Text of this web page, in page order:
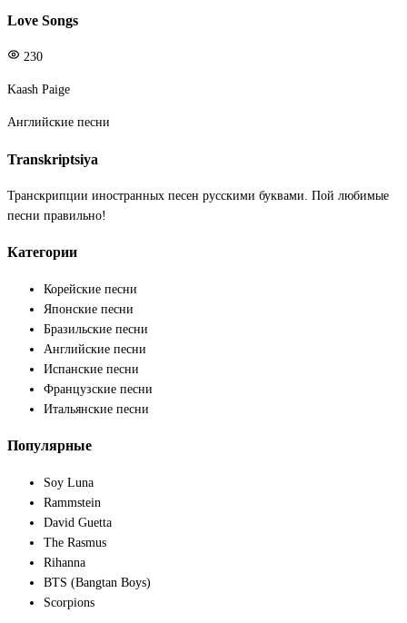
Love Songs
230
Kaash Paige
Английские песни
Transkriptsiya
Транскрипции иностранных песен русскими буквами. Пой любимые
песни правильно!
Категории
Корейские песни
Японские песни
Бразильские песни
Английские песни
Испанские песни
Французские песни
Итальянские песни
Популярные
Soy Luna
Rammstein
David Guetta
The Rasmus
Rihanna
BTS (Bangtan Boys)
Scorpions